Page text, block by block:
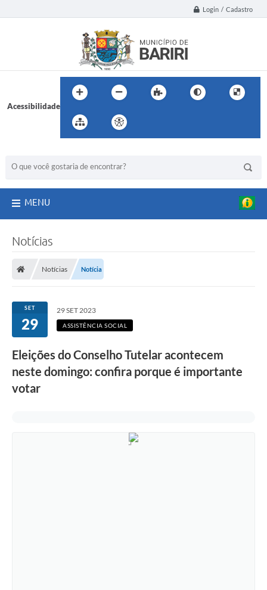
Login / Cadastro
Acessibilidade
MENU
Notícias
Notícias Notícia
SET
29
29 SET 2023
ASSISTÊNCIA SOCIAL
Eleições do Conselho Tutelar acontecem
neste domingo: confira porque é importante
votar